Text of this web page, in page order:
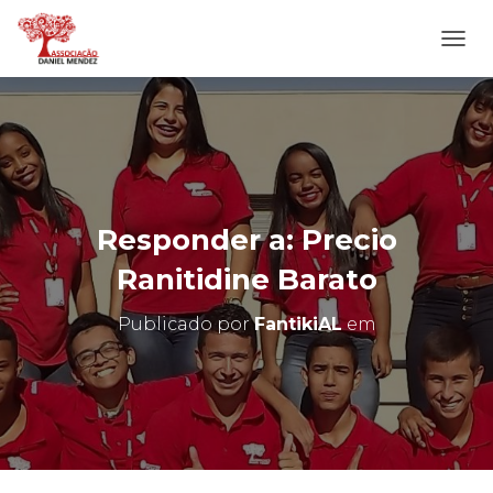
L
T
E
R
N
A
N
A
E
G
O
Responder a: Precio
Ranitidine Barato
Publicado porFantikiALem